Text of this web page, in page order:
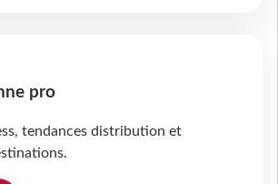
pro
tendances distribution et